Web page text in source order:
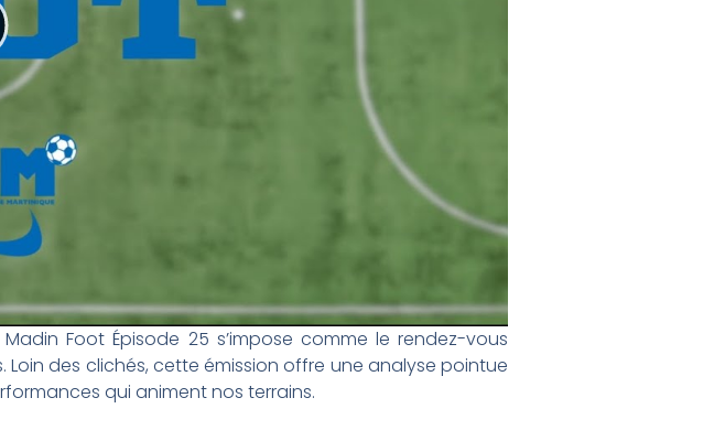
Foot Épisode 25 s’impose comme le rendez-vous
des clichés, cette émission offre une analyse pointue
qui animent nos terrains.